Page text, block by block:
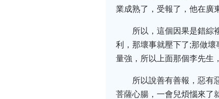
業成熟了，受報了，他在廣
所以，這個因果是錯綜
利，那壞事就壓下了;那做
量強，所以上面那個李先生
所以說善有善報，惡有
菩薩心腸，一會兒煩惱來了